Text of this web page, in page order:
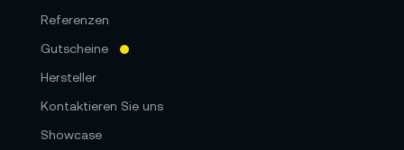
Referenzen
Gutscheine
Hersteller
Kontaktieren Sie uns
Showcase